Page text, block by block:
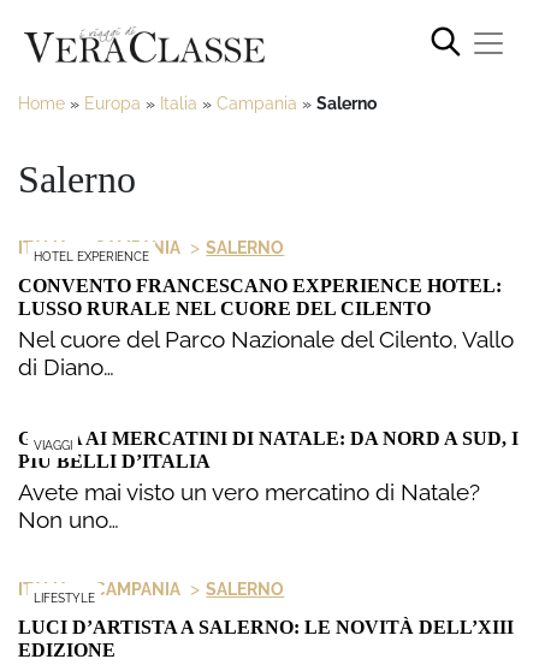
Home » Europa » Italia » Campania » Salerno
Salerno
HOTEL EXPERIENCE
ITALIA > CAMPANIA > SALERNO
CONVENTO FRANCESCANO EXPERIENCE HOTEL:
LUSSO RURALE NEL CUORE DEL CILENTO
Nel cuore del Parco Nazionale del Cilento, Vallo
di Diano…
VIAGGI
GUIDA AI MERCATINI DI NATALE: DA NORD A SUD, I
PIÙ BELLI D’ITALIA
Avete mai visto un vero mercatino di Natale?
Non uno…
LIFESTYLE
ITALIA > CAMPANIA > SALERNO
LUCI D’ARTISTA A SALERNO: LE NOVITÀ DELL’XIII
EDIZIONE